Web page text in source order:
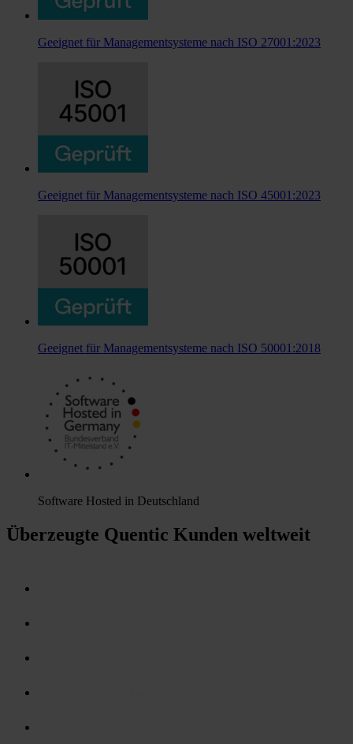
Geeignet für Managementsysteme nach ISO 27001:2023
Geeignet für Managementsysteme nach ISO 45001:2023
Geeignet für Managementsysteme nach ISO 50001:2018
Software Hosted in Deutschland
Überzeugte Quentic Kunden weltweit